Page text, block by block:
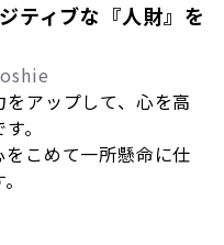
ティブな『人財』を
アップして、心を高
。
こめて一所懸命に仕